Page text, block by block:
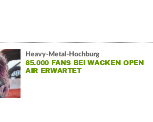
Heavy-Metal-Hochburg
85.000 FANS BEI WACKEN OPEN
AIR ERWARTET